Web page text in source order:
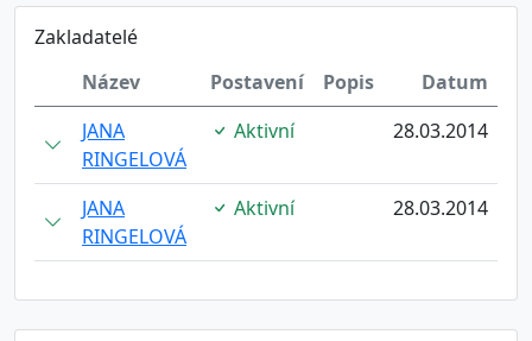
Zakladatelé
Název
Postavení Popis
Datum
JANA
RINGELOVÁ
Aktivní 28.03.2014
JANA
RINGELOVÁ
Aktivní 28.03.2014